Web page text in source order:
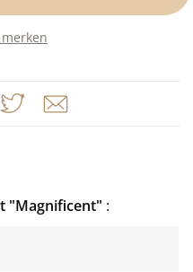
"Magnificent"